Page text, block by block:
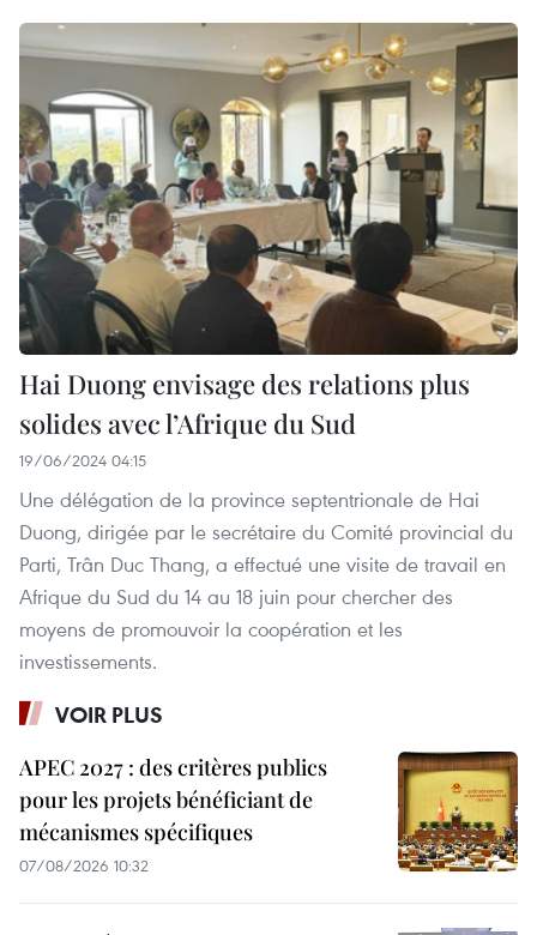
Hai Duong envisage des relations plus
solides avec l’Afrique du Sud
19/06/2024 04:15
Une délégation de la province septentrionale de Hai
Duong, dirigée par le secrétaire du Comité provincial du
Parti, Trân Duc Thang, a effectué une visite de travail en
Afrique du Sud du 14 au 18 juin pour chercher des
moyens de promouvoir la coopération et les
investissements.
VOIR PLUS
APEC 2027 : des critères publics
pour les projets bénéficiant de
mécanismes spécifiques
07/08/2026 10:32